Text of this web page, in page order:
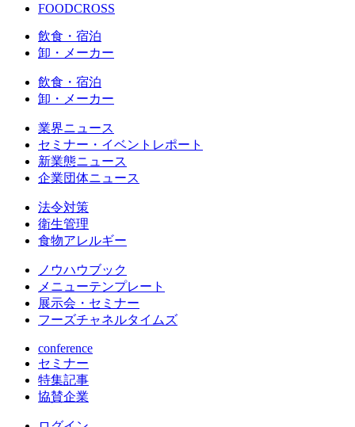
FOODCROSS
飲食・宿泊
卸・メーカー
飲食・宿泊
卸・メーカー
業界ニュース
セミナー・イベントレポート
新業態ニュース
企業団体ニュース
法令対策
衛生管理
食物アレルギー
ノウハウブック
メニューテンプレート
展示会・セミナー
フーズチャネルタイムズ
conference
セミナー
特集記事
協賛企業